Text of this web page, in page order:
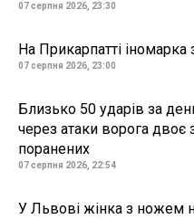
07 серпня 2026, 23:30
На Прикарпатті
07 серпня 2026, 23:00
Близько 50 ударів за
через атаки ворога двоє
поранених
07 серпня 2026, 22:54
У Львові жінка з ножем